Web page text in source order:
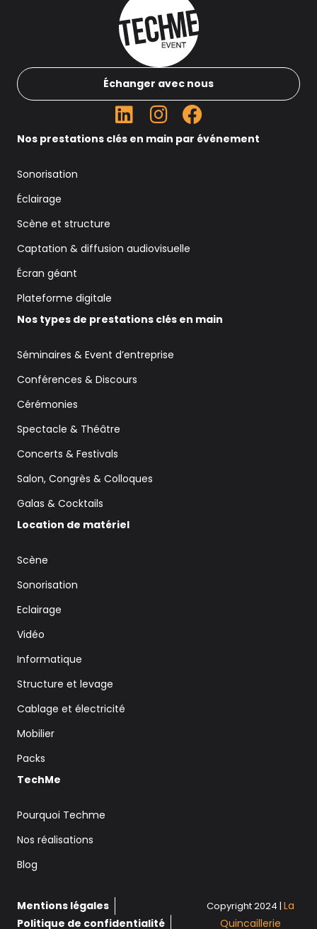
Échanger avec nous
Nos prestations clés en main par événement
Sonorisation
Éclairage
Scène et structure
Captation & diffusion audiovisuelle
Écran géant
Plateforme digitale
Nos types de prestations clés en main
Séminaires & Event d’entreprise
Conférences & Discours
Cérémonies
Spectacle & Théâtre
Concerts & Festivals
Salon, Congrès & Colloques
Galas & Cocktails
Location de matériel
Scène
Sonorisation
Eclairage
Vidéo
Informatique
Structure et levage
Cablage et électricité
Mobilier
Packs
TechMe
Pourquoi Techme
Nos réalisations
Blog
Mentions légales
Politique de confidentialité
Copyright 2024 |La
Quincaillerie